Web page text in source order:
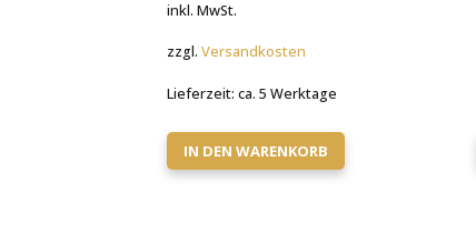
inkl. MwSt.
zzgl.Versandkosten
Lieferzeit:ca. 5 Werktage
IN DEN WARENKORB